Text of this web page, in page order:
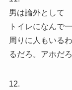
男は論外として
トイレになんで
周りに人もいる
るだろ。アホだろ
12.